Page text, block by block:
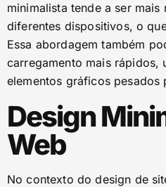
minimalista tende a ser
diferentes dispositivos, o
Essa abordagem também
carregamento mais rápidos,
elementos gráficos pesados
Design
Web
No contexto do design de